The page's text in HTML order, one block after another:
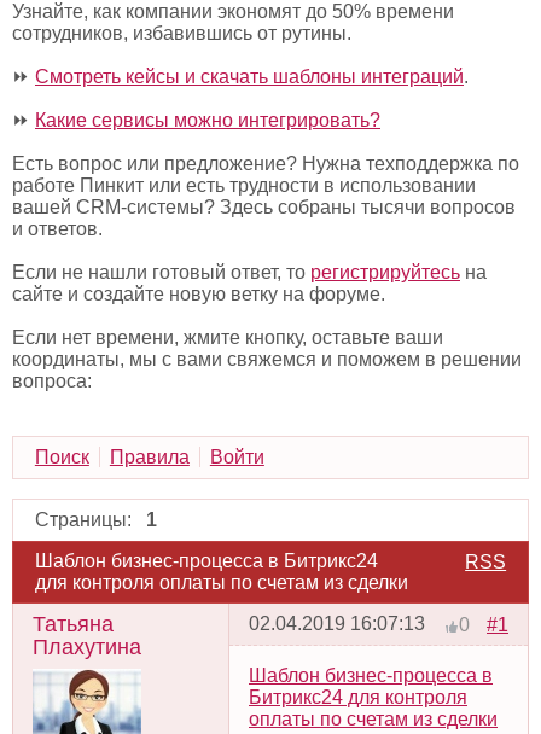
Узнайте, как компании экономят до 50% времени
сотрудников, избавившись от рутины.
⏩ Смотреть кейсы и скачать шаблоны интеграций.
⏩ Какие сервисы можно интегрировать?
Есть вопрос или предложение? Нужна техподдержка по
работе Пинкит или есть трудности в использовании
вашей CRM-системы? Здесь собраны тысячи вопросов
и ответов.
Если не нашли готовый ответ, то регистрируйтесь на
сайте и создайте новую ветку на форуме.
Если нет времени, жмите кнопку, оставьте ваши
координаты, мы с вами свяжемся и поможем в решении
вопроса:
Поиск Правила Войти
Страницы: 1
RSS
Шаблон бизнес-процесса в Битрикс24
для контроля оплаты по счетам из сделки
Татьяна
Плахутина
#1
0
02.04.2019 16:07:13
Шаблон бизнес-процесса в
Битрикс24 для контроля
оплаты по счетам из сделки